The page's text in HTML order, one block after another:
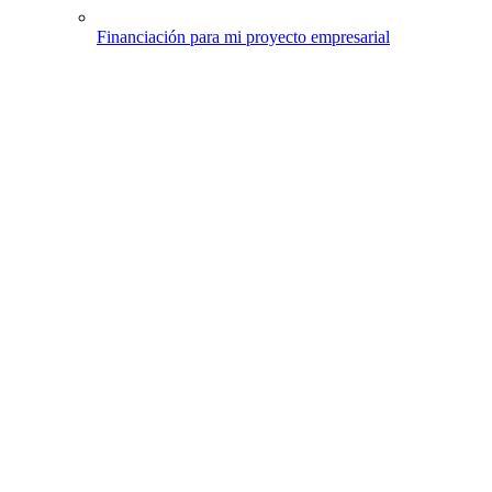
Financiación para mi proyecto empresarial